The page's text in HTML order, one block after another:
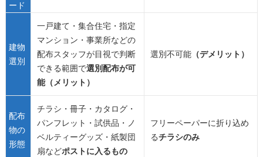
ード
建物
選別
一戸建て・集合住宅・指定
マンション・事業所などの
配布スタッフが目視で判断
できる範囲で選別配布が可
能（メリット）
選別不可能（デメリット）
配布
物の
形態
チラシ・冊子・カタログ・
パンフレット・試供品・ノ
ベルティーグッズ・紙製団
扇などポストに入るもの
フリーペーパーに折り込め
るチラシのみ